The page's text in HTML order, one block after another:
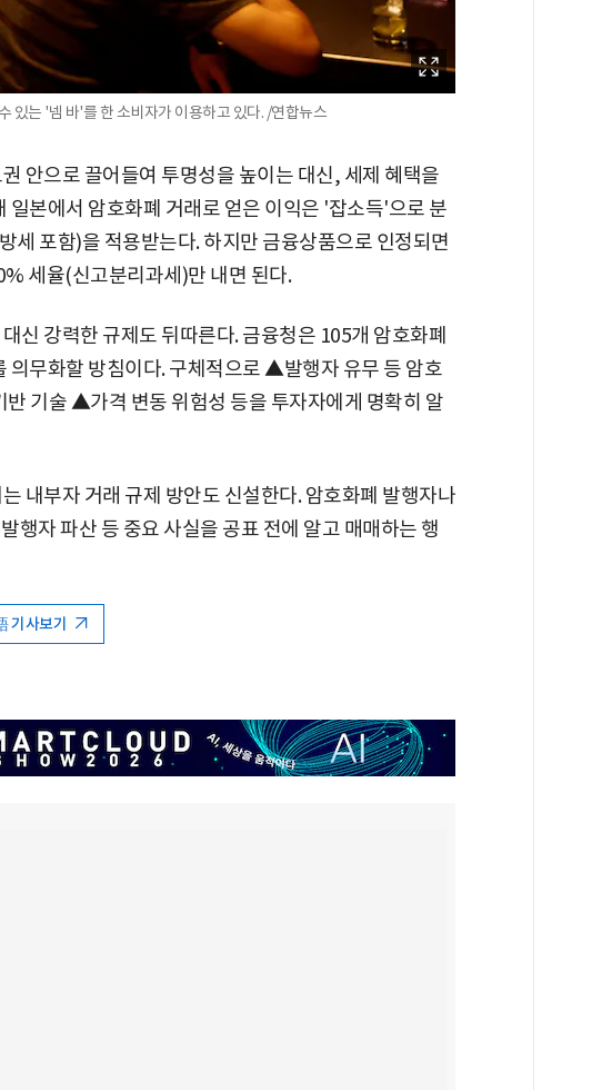
있는 '넴 바'를 한 소비자가 이용하고 있다. /연합뉴스
안으로 끌어들여 투명성을 높이는 대신, 세제 혜택을
일본에서 암호화폐 거래로 얻은 이익은 '잡소득'으로 분
세 포함)을 적용받는다. 하지만 금융상품으로 인정되면
세율(신고분리과세)만 내면 된다.
신 강력한 규제도 뒤따른다. 금융청은 105개 암호화폐
의무화할 방침이다. 구체적으로 ▲발행자 유무 등 암호
기술 ▲가격 변동 위험성 등을 투자자에게 명확히 알
내부자 거래 규제 방안도 신설한다. 암호화폐 발행자나
행자 파산 등 중요 사실을 공표 전에 알고 매매하는 행
기사보기